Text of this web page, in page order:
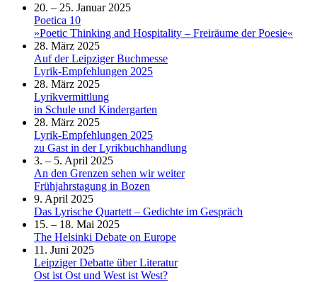
20. – 25. Januar 2025
Poetica 10
»Poetic Thinking and Hospitality – Freiräume der Poesie«
28. März 2025
Auf der Leipziger Buchmesse
Lyrik-Empfehlungen 2025
28. März 2025
Lyrikvermittlung
in Schule und Kindergarten
28. März 2025
Lyrik-Empfehlungen 2025
zu Gast in der Lyrikbuchhandlung
3. – 5. April 2025
An den Grenzen sehen wir weiter
Frühjahrstagung in Bozen
9. April 2025
Das Lyrische Quartett – Gedichte im Gespräch
15. – 18. Mai 2025
The Helsinki Debate on Europe
11. Juni 2025
Leipziger Debatte über Literatur
Ost ist Ost und West ist West?